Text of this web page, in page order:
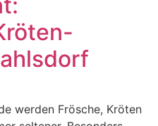
werden Frösche, Kröten